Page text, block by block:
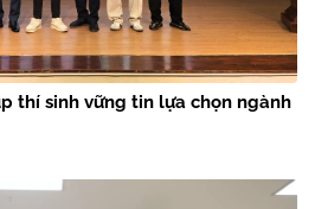
thí sinh vững tin lựa chọn ngành